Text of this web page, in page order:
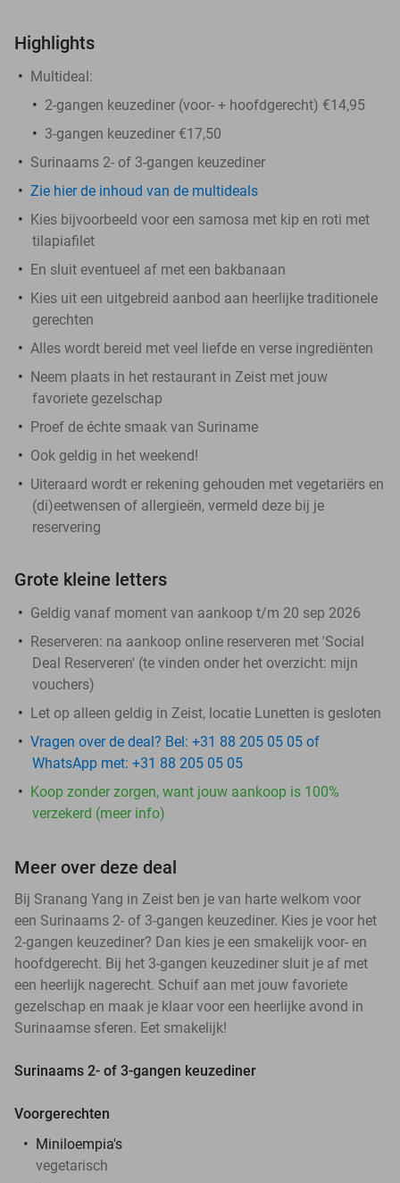
Highlights
Multideal:
2-gangen keuzediner (voor- + hoofdgerecht) €14,95
3-gangen keuzediner €17,50
Surinaams 2- of 3-gangen keuzediner
Zie hier de inhoud van de multideals
Kies bijvoorbeeld voor een samosa met kip en roti met
tilapiafilet
En sluit eventueel af met een bakbanaan
Kies uit een uitgebreid aanbod aan heerlijke traditionele
gerechten
Alles wordt bereid met veel liefde en verse ingrediënten
Neem plaats in het restaurant in Zeist met jouw
favoriete gezelschap
Proef de échte smaak van Suriname
Ook geldig in het weekend!
Uiteraard wordt er rekening gehouden met vegetariërs en
(di)eetwensen of allergieën, vermeld deze bij je
reservering
Grote kleine letters
Geldig vanaf moment van aankoop t/m 20 sep 2026
Reserveren: na aankoop online reserveren met 'Social
Deal Reserveren' (te vinden onder het overzicht: mijn
vouchers)
Let op alleen geldig in Zeist, locatie Lunetten is gesloten
Vragen over de deal? Bel: +31 88 205 05 05 of
WhatsApp met: +31 88 205 05 05
Koop zonder zorgen, want jouw aankoop is 100%
verzekerd (meer info)
Meer over deze deal
Bij Sranang Yang in Zeist ben je van harte welkom voor
een Surinaams 2- of 3-gangen keuzediner. Kies je voor het
2-gangen keuzediner? Dan kies je een smakelijk voor- en
hoofdgerecht. Bij het 3-gangen keuzediner sluit je af met
een heerlijk nagerecht. Schuif aan met jouw favoriete
gezelschap en maak je klaar voor een heerlijke avond in
Surinaamse sferen. Eet smakelijk!
Surinaams 2- of 3-gangen keuzediner
Voorgerechten
Miniloempia's
vegetarisch